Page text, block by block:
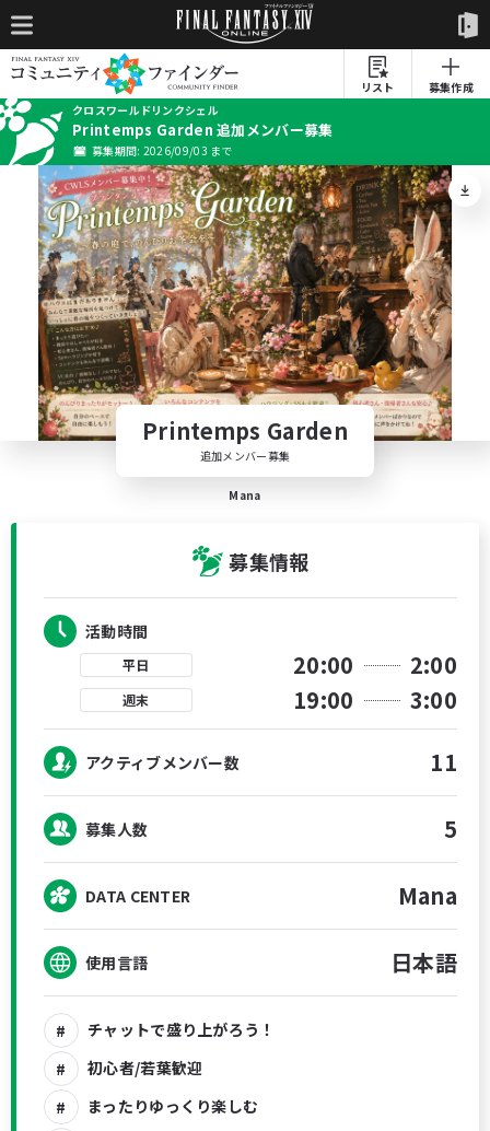
リスト
募集作成
クロスワールドリンクシェル
Printemps Garden 追加メンバー募集
募集期間: 2026/09/03 まで
Printemps Garden
追加メンバー募集
Mana
募集情報
活動時間
平日 20:00 2:00
週末 19:00 3:00
アクティブメンバー数 11
募集人数 5
DATA CENTER Mana
使用言語 日本語
チャットで盛り上がろう！
初心者/若葉歓迎
まったりゆっくり楽しむ